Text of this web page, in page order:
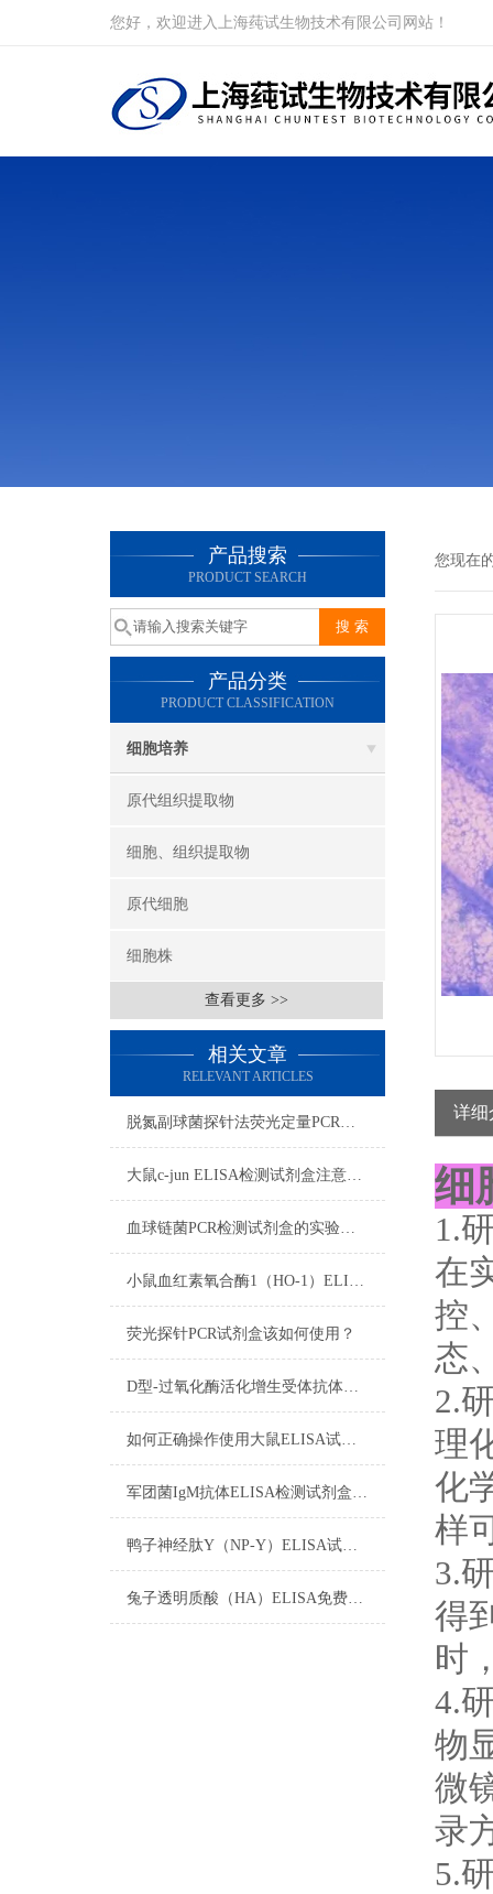
您好，欢迎进入上海莼试生物技术有限公司网站！
产品搜索
PRODUCT SEARCH
产品分类
PRODUCT CLASSIFICATION
细胞培养
原代组织提取物
细胞、组织提取物
原代细胞
细胞株
查看更多 >>
相关文章
RELEVANT ARTICLES
脱氮副球菌探针法荧光定量PCR检测试剂盒反应流程常规程序
大鼠c-jun ELISA检测试剂盒注意事项
血球链菌PCR检测试剂盒的实验步骤
小鼠血红素氧合酶1（HO-1）ELISA免费代测试剂盒样本处理及要求
荧光探针PCR试剂盒该如何使用？
D型-过氧化酶活化增生受体抗体​技术的实验步骤
如何正确操作使用大鼠ELISA试剂盒？
军团菌IgM抗体ELISA检测试剂盒注意事项
鸭子神经肽Y（NP-Y）ELISA试剂盒注意事项
兔子透明质酸（HA）ELISA免费代测试剂盒间接法的步骤
您现在
详细
细
1.
在
控
态
2.
理
化
样
3.
得
时
4.
物
微
录
5.